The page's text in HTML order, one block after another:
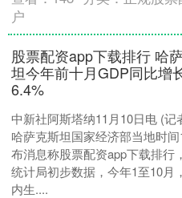
户
股票配资app下载排行 哈
坦今年前十月GDP同比增
6.4%
中新社阿斯塔纳11月10日电 (记
哈萨克斯坦国家经济部当地时
布消息称股票配资app下载排行
统计局初步数据，今年1至10月
内生....